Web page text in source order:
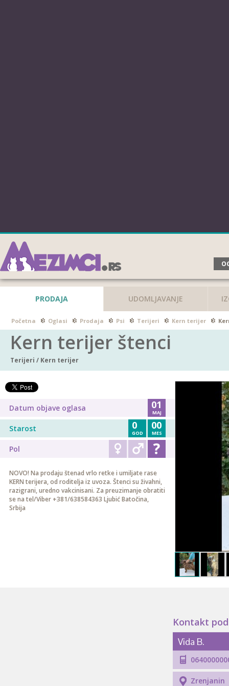
PRODAJA UDOMLJAVANJE
Početna Oglasi Prodaja Psi Terijeri Kern terijer
Kern terijer štenci
Terijeri / Kern terijer
Datum objave oglasa 01
MAJ
Starost 00
MES
0
GOD
Pol
NOVO! Na prodaju štenad vrlo retke i umiljate rase
KERN terijera, od roditelja iz uvoza. Štenci su živahni,
razigrani, uredno vakcinisani. Za preuzimanje obratiti
se na tel/Viber +381/638584363 Ljubić Batočina,
Srbija
Kontakt
Vida B.
Zrenjanin